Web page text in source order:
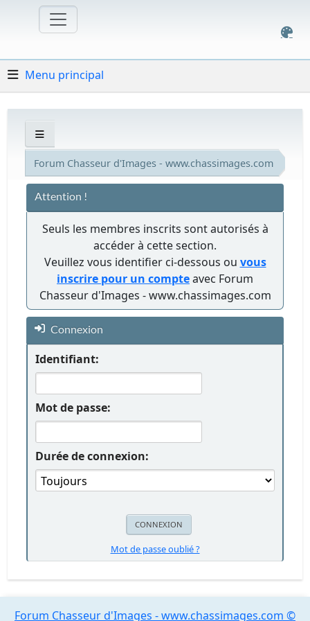
Menu principal
Forum Chasseur d'Images - www.chassimages.com
Attention !
Seuls les membres inscrits sont autorisés à
accéder à cette section.
Veuillez vous identifier ci-dessous ou vous
inscrire pour un compteavec Forum
Chasseur d'Images - www.chassimages.com
Connexion
Identifiant:
Mot de passe:
Durée de connexion:
Mot de passe oublié ?
Forum Chasseur d'Images - www.chassimages.com ©